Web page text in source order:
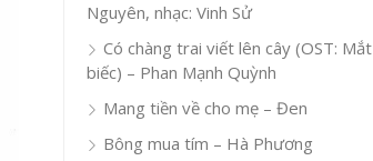
Nguyên, nhạc: Vinh Sử
Có chàng trai viết lên cây (OST: Mắt
biếc) – Phan Mạnh Quỳnh
Mang tiền về cho mẹ – Đen
Bông mua tím – Hà Phương